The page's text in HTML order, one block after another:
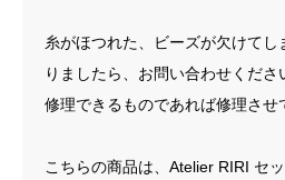
糸がほつれた、ビーズが欠けてし
りましたら、お問い合わせくださ
修理できるものであれば修理させ
こちらの商品は、Atelier RIRI セ